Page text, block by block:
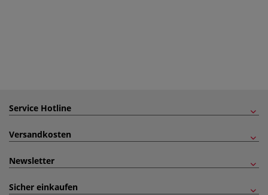
Service Hotline
Versandkosten
Newsletter
Sicher einkaufen